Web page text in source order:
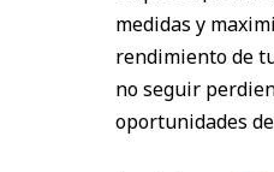
medidas y
rendimiento de
no seguir
oportunidades